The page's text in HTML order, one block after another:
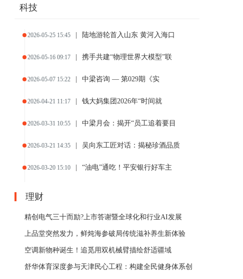
科技
2026-05-25 15:45 陆地游轮首入山东 黄河入海口
2026-05-16 09:17 携手共建“物理世界大模型”联
2026-05-07 15:22 中梁咨询 — 第029期《实
2026-04-21 11:17 钱大妈集团2026年“时间就
2026-03-31 10:55 中梁月会：揭开“员工追着要目
2026-03-21 14:35 吴向东工匠对话：揭秘珍酒品质
2026-03-20 15:10 “油电”通吃！平安银行好车主
2026-02-04 15:24 赞助第十五届全国运动会 +
2026-01-31 14:58 | 智界新春宠粉礼！开年红 OT
理财
精创电气三十而励?上市答谢暨全球化和行业AI发展
上品堂突然发力，鲜炖海参破局传统滋补养生新体验
空调新物种诞生！追觅用双机械臂描绘舒适疆域
舒华体育深度参与天津民心工程：构建全民健身体系创